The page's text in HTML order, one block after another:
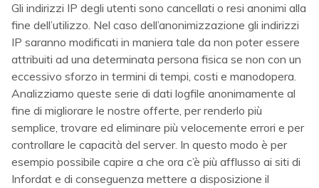
Gli indirizzi IP degli utenti sono cancellati o resi anonimi alla
fine dell’utilizzo. Nel caso dell’anonimizzazione gli indirizzi
IP saranno modificati in maniera tale da non poter essere
attribuiti ad una determinata persona fisica se non con un
eccessivo sforzo in termini di tempi, costi e manodopera.
Analizziamo queste serie di dati logfile anonimamente al
fine di migliorare le nostre offerte, per renderlo più
semplice, trovare ed eliminare più velocemente errori e per
controllare le capacità del server. In questo modo è per
esempio possibile capire a che ora c’è più afflusso ai siti di
Infordat e di conseguenza mettere a disposizione il